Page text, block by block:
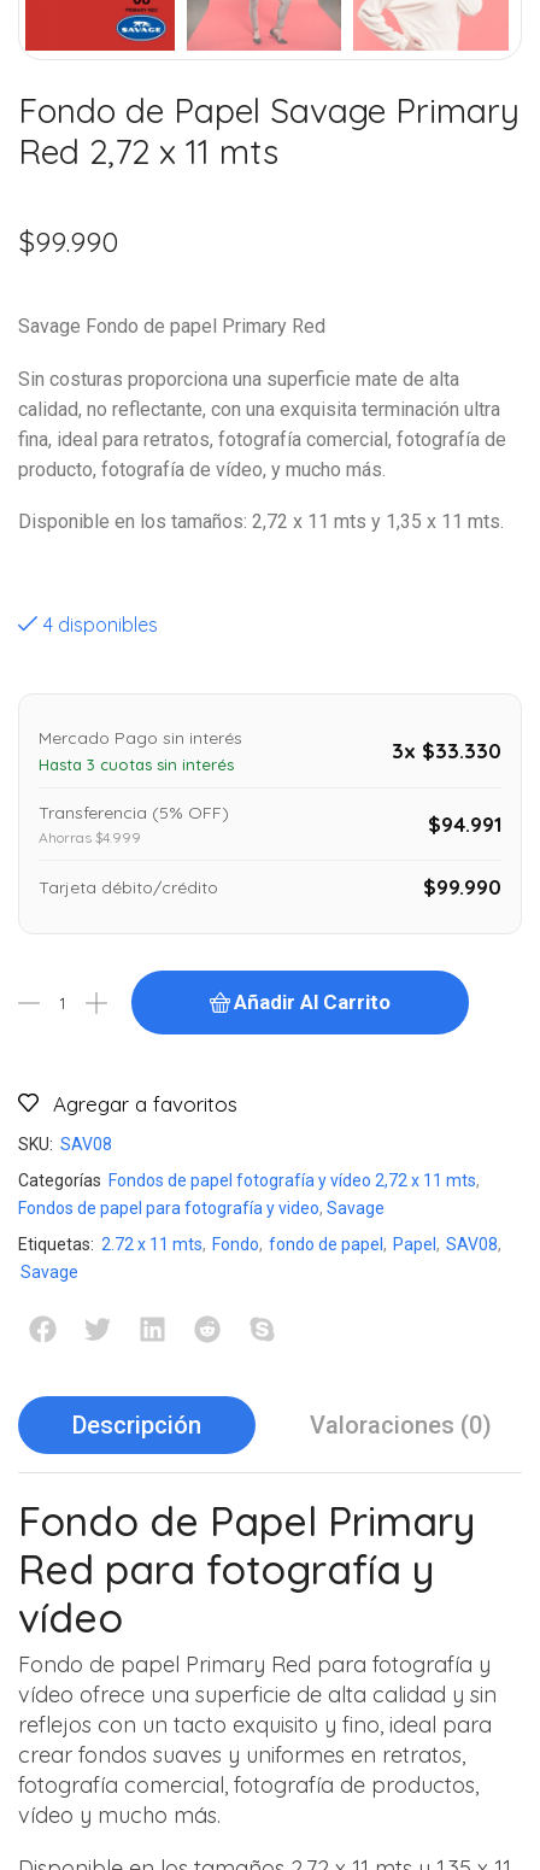
Fondo de Papel Savage Primary
Red 2,72 x 11 mts
$99.990
Savage Fondo de papel Primary Red
Sin costuras proporciona una superficie mate de alta
calidad, no reflectante, con una exquisita terminación ultra
fina, ideal para retratos, fotografía comercial, fotografía de
producto, fotografía de vídeo, y mucho más.
Disponible en los tamaños: 2,72 x 11 mts y 1,35 x 11 mts.
4 disponibles
Mercado Pago sin interés
Hasta 3 cuotas sin interés
3x $33.330
Transferencia (5% OFF)
Ahorras $4.999
$94.991
Tarjeta débito/crédito $99.990
Añadir Al Carrito
Agregar a favoritos
SKU: SAV08
Categorías Fondos de papel fotografía y vídeo 2,72 x 11 mts,
Fondos de papel para fotografía y video, Savage
Etiquetas: 2.72 x 11 mts, Fondo, fondo de papel , Papel , SAV08,
Savage
Descripción Valoraciones (0)
Fondo de Papel Primary
Red para fotografía y
vídeo
Fondo de papel Primary Red para fotografía y
vídeo ofrece una superficie de alta calidad y sin
reflejos con un tacto exquisito y fino, ideal para
crear fondos suaves y uniformes en retratos,
fotografía comercial, fotografía de productos,
vídeo y mucho más.